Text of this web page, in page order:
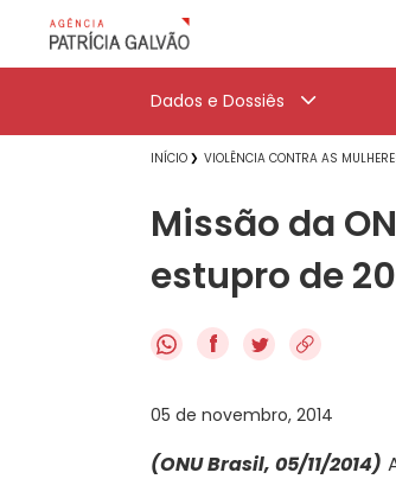
Dados e Dossiês
INÍCIO VIOLÊNCIA CONTRA AS
Missão da
estupro de
f
05 de novembro, 2014
(ONU Brasil, 05/11/2014)